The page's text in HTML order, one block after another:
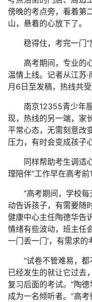
傍晚的考点旁，看着第
山，悬着的心放下了。
稳得住，考完一门“
高考期间，专业的心
温情上线。记者从江苏
月6日至发稿，热线共
南京12355青少年服
现，热线的另一端，家
平常心态，无需刻意改
压力，有时会变成孩子
同样帮助考生调适心
理陪伴”工作早在高考前
“高考期间，学校每
动告诉孩子，有需要随
健康中心主任陶德华告
情绪有些波动，班主任
一门丢一门’，有需求
“试卷不管难易，都
已经发生的就让它过去
复习后面的考试。”陶
成为一名倾听者。“高